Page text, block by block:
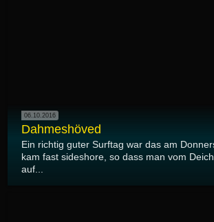
06.10.2016
Dahmeshöved
Ein richtig guter Surftag war das am
kam fast sideshore, so dass man vom
auf...